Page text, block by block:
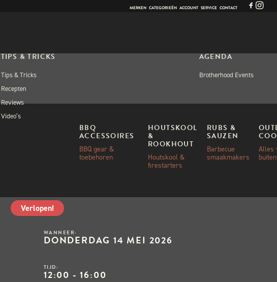
MERKEN CATEGORIEËN ACCOUNT SERVICE CONTACT
BBQ
ACCESSOIRES
BBQ gear &
toebehoren
HOUTSKOOL
&
ROOKHOUT
Houtskool &
firestarters
RUBS &
SAUZEN
Barbecue
smaakmakers
Alles
TIPS & TRICKS
Tips & Tricks
Recepten
Reviews
Video’s
AGENDA
Brotherhood Events
WORKSHOP BBQ-
TECHNIEKEN
Verlopen!
WANNEER:
DONDERDAG 14 MEI 2026
TIJD:
12:00 - 16:00